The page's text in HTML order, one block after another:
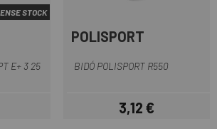
STOCK
E+ 3 25
POLISPORT
BIDÓ POLISPORT R550
Preu
3,12 €